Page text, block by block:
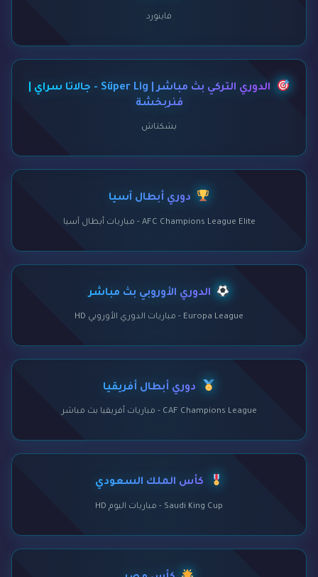
فاينورد
الدوري التركي بث مباشر | Süper Lig - جالاتا سراي |
فنربخشة
بشكتاش
دوري أبطال آسيا
AFC Champions League Elite - مباريات أبطال آسيا
الدوري الأوروبي بث مباشر
Europa League - مباريات الدوري الأوروبي HD
دوري أبطال أفريقيا
CAF Champions League - مباريات أفريقيا بث مباشر
كأس الملك السعودي
Saudi King Cup - مباريات اليوم HD